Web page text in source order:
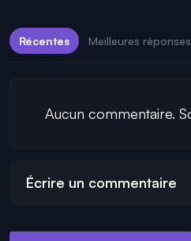
Récentes Meilleures réponses
Aucun commentaire.
Écrire un commentaire